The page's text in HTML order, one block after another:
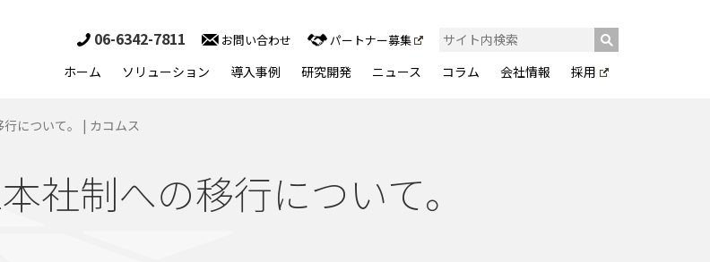
ホーム ソリューション 導入事例 研究開発 ニュース コラム 会社情報 採用
06-6342-7811 お問い合わせ パートナー募集
について。 | カコムス
社制への移行について。